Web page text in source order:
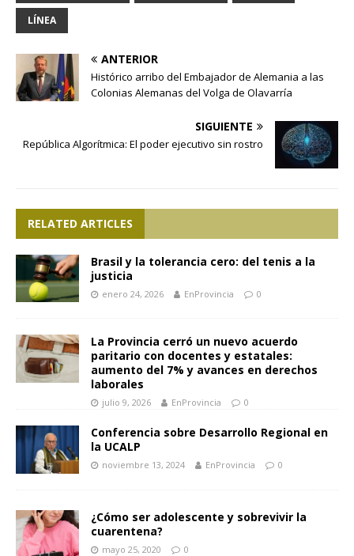
LÍNEA
ANTERIOR
Histórico arribo del Embajador de Alemania a las
Colonias Alemanas del Volga de Olavarría
SIGUIENTE
República Algorítmica: El poder ejecutivo sin rostro
RELATED ARTICLES
Brasil y la tolerancia cero: del tenis a la
justicia
enero 24, 2026 EnProvincia 0
La Provincia cerró un nuevo acuerdo
paritario con docentes y estatales:
aumento del 7% y avances en derechos
laborales
julio 9, 2026 EnProvincia 0
Conferencia sobre Desarrollo Regional en
la UCALP
noviembre 13, 2024 EnProvincia 0
¿Cómo ser adolescente y sobrevivir la
cuarentena?
mayo 25, 2020 0